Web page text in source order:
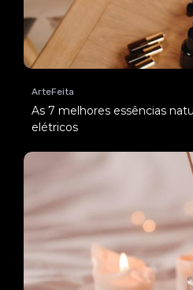
ArteFeita
As 7 melhores essências
elétricos